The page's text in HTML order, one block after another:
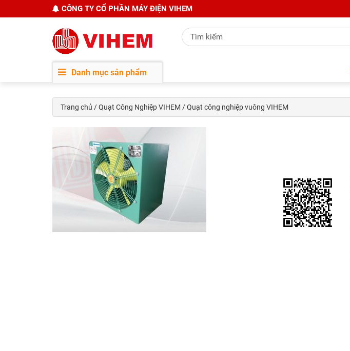
CÔNG TY CỔ PHẦN MÁY ĐIỆN VIHEM
Danh mục sản phẩm
Trang chủ /Quạt Công Nghiệp VIHEM / Quạt công nghiệp vuông VIHEM